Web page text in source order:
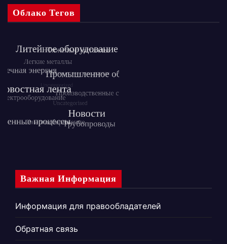
Облако Тегов
Важная Информация
Информация для правообладателей
Обратная связь